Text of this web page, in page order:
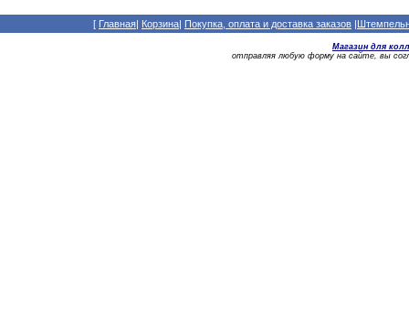
[ Главная| Корзина| Покупка, оплата и доставка заказов |
Магазин для
отправляя любую форму на сайте, вы